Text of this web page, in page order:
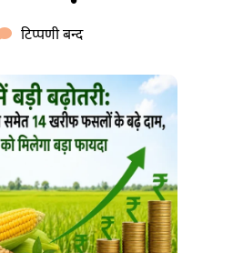
टिप्पणी बन्दMSP
बड़ी
बढ़ोतरी:
14
फसलों
के
बढ़े